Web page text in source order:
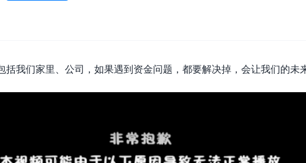
括我们家里、公司，如果遇到资金问题，都要解决掉，会让我们的未